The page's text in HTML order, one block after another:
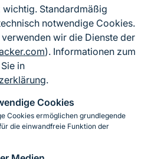
wichtig. Standardmäßig
notwendige Cookies.
wir die Dienste der
). Informationen zum
in
.
Cookies
Cookies ermöglichen grundlegende
die einwandfreie Funktion der
zum BfN
zur Barrierefreiheit
Impressum
Datenschutz